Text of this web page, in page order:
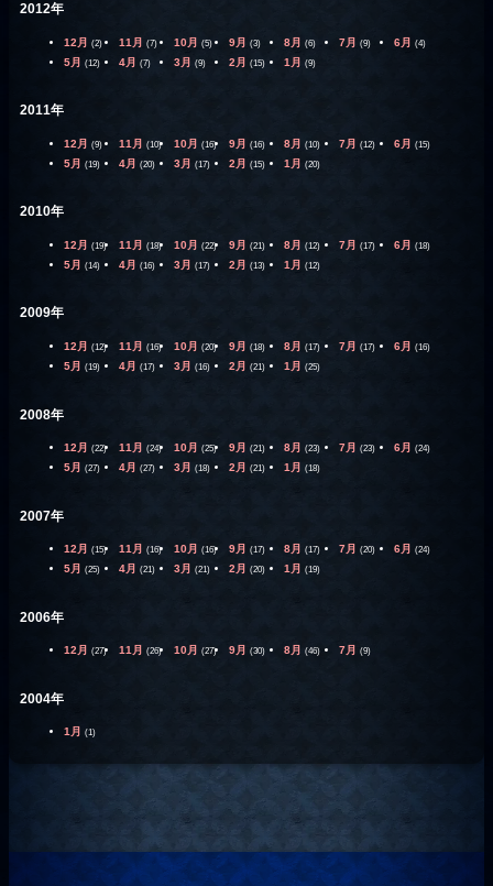
2012年
12月 (2) 11月 (7) 10月 (5) 9月 (3) 8月 (6) 7月 (9) 6月 (4)
5月 (12) 4月 (7) 3月 (9) 2月 (15) 1月 (9)
2011年
12月 (9) 11月 (10) 10月 (16) 9月 (16) 8月 (10) 7月 (12) 6月 (15)
5月 (19) 4月 (20) 3月 (17) 2月 (15) 1月 (20)
2010年
12月 (19) 11月 (18) 10月 (22) 9月 (21) 8月 (12) 7月 (17) 6月 (18)
5月 (14) 4月 (16) 3月 (17) 2月 (13) 1月 (12)
2009年
12月 (12) 11月 (16) 10月 (20) 9月 (18) 8月 (17) 7月 (17) 6月 (16)
5月 (19) 4月 (17) 3月 (16) 2月 (21) 1月 (25)
2008年
12月 (22) 11月 (24) 10月 (25) 9月 (21) 8月 (23) 7月 (23) 6月 (24)
5月 (27) 4月 (27) 3月 (18) 2月 (21) 1月 (18)
2007年
12月 (15) 11月 (16) 10月 (16) 9月 (17) 8月 (17) 7月 (20) 6月 (24)
5月 (25) 4月 (21) 3月 (21) 2月 (20) 1月 (19)
2006年
12月 (27) 11月 (26) 10月 (27) 9月 (30) 8月 (46) 7月 (9)
2004年
1月 (1)